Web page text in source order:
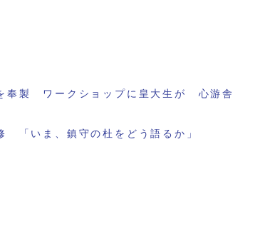
奉製 ワークショップに皇大生が 心游舎
「いま、鎮守の杜をどう語るか」